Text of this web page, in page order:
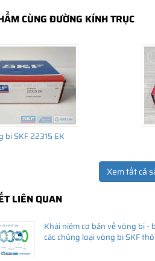
TIN HỮU ÍCH
xứ vòng bi SKF chính hãng ở đâu?
lượng vòng bi SKF chính hãng
CÙNG ĐƯỜNG KÍNH TRỤC
bi SKF 22315 EK
Xem tất cả
LIÊN QUAN
Khái niệm cơ bản về vòng bi -
các chủng loại vòng bi SKF